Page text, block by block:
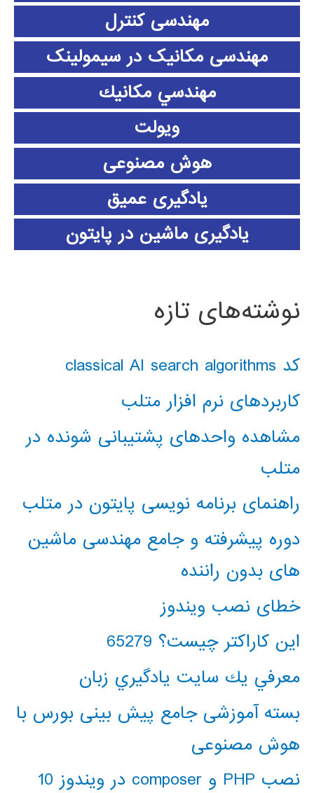
مهندسی کنترل
مهندسی مکانیک در سیمولینک
مهندسي مكانيك
ویولت
هوش مصنوعی
یادگیری عمیق
یادگیری ماشین در پایتون
نوشته‌های تازه
کد classical AI search algorithms
کاربردهای نرم افزار متلب
مشاهده واحدهای پشتیبانی شونده در
متلب
راهنمای برنامه نویسی پایتون در متلب
دوره پیشرفته و جامع مهندسی ماشین
های بدون راننده
خطای نصب ویندوز
این کاراکتر چیست؟ 65279
معرفي يك سايت يادگيري زبان
بسته آموزشی جامع پیش بینی بورس با
هوش مصنوعی
نصب PHP و composer در ویندوز 10